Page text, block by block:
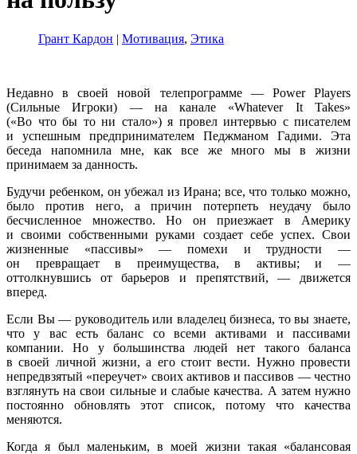
Грант Кардон | Мотивация, Этика
Недавно в своей новой телепрограмме — Power Players
(Сильные Игроки) — на канале «Whatever It Takes»
(«Во что бы то ни стало») я провел интервью с писателем
и успешным предпринимателем Педжманом Гадими. Эта
беседа напомнила мне, как все же много мы в жизни
принимаем за данность.
Будучи ребенком, он убежал из Ирана; все, что только можно,
было против него, а причин потерпеть неудачу было
бесчисленное множество. Но он приезжает в Америку
и своими собственными руками создает себе успех. Свои
жизненные «пассивы» — помехи и трудности —
он превращает в преимущества, в активы; и —
оттолкнувшись от барьеров и препятствий, — движется
вперед.
Если Вы — руководитель или владелец бизнеса, то вы знаете,
что у вас есть баланс со всеми активами и пассивами
компании. Но у большинства людей нет такого баланса
в своей личной жизни, а его стоит вести. Нужно провести
непредвзятый «переучет» своих активов и пассивов — честно
взглянуть на свои сильные и слабые качества. А затем нужно
постоянно обновлять этот список, потому что качества
меняются.
Когда я был маленьким, в моей жизни такая «балансовая